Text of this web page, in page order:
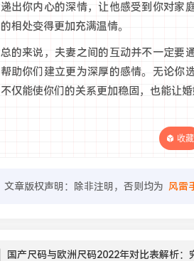
递出你内心的深情，让他感受到你对家
的相处变得更加充满温情。
总的来说，夫妻之间的互动并不一定要
帮助你们建立更为深厚的感情。无论你
不仅能使你们的关系更加稳固，也能让婚
收藏
文章版权声明：除非注明，否则均为 风雷